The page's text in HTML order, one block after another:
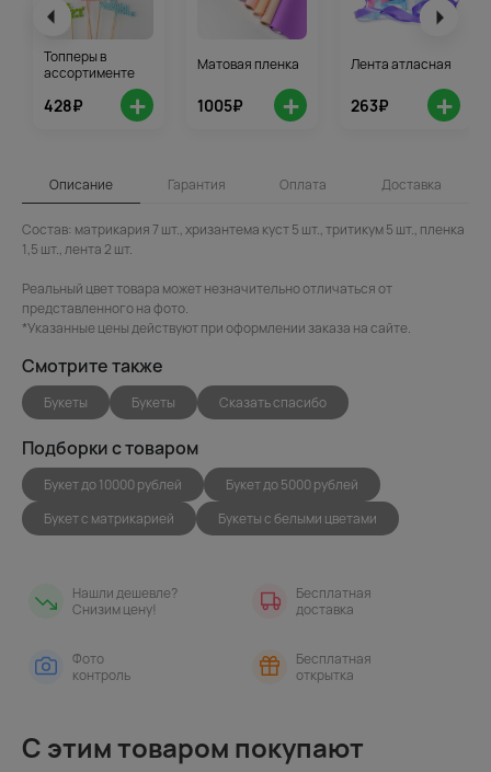
Топперы в
ассортименте
428₽ +
Матовая пленка
1005₽ +
Лента атласная
263₽ +
Описание Гарантия Оплата Доставка
Состав: матрикария 7 шт., хризантема куст 5 шт., тритикум 5 шт., пленка
1,5 шт., лента 2 шт.
Реальный цвет товара может незначительно отличаться от
представленного на фото.
*Указанные цены действуют при оформлении заказа на сайте.
Смотрите также
Букеты Букеты Сказать спасибо
Подборки с товаром
Букет до 10000 рублей
Букет до 5000 рублей
Букет с матрикарией
Букеты с белыми цветами
Нашли дешевле?
Снизим цену!
Бесплатная
доставка
Фото
контроль
Бесплатная
открытка
С этим товаром покупают